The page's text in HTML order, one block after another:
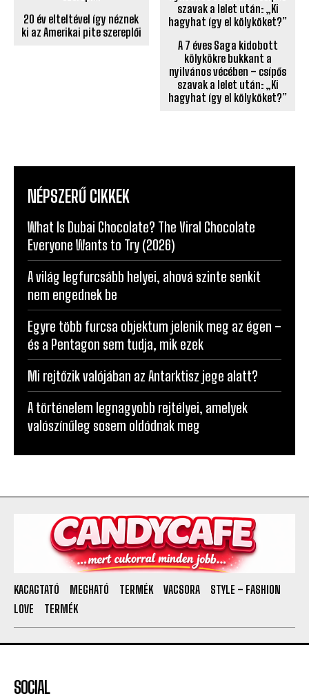
20 év elteltével így néznek
ki az Amerikai pite szereplői
A 7 éves Saga kidobott
kölykökre bukkant a
nyilvános vécében – csípős
szavak a lelet után: „Ki
hagyhat így el kölyköket?”
NÉPSZERŰ CIKKEK
What Is Dubai Chocolate? The Viral Chocolate
Everyone Wants to Try (2026)
A világ legfurcsább helyei, ahová szinte senkit
nem engednek be
Egyre több furcsa objektum jelenik meg az égen –
és a Pentagon sem tudja, mik ezek
Mi rejtőzik valójában az Antarktisz jege alatt?
A történelem legnagyobb rejtélyei, amelyek
valószínűleg sosem oldódnak meg
KACAGTATÓ MEGHATÓ TERMÉK VACSORA
STYLE – FASHION
LOVE
TERMÉK
SOCIAL